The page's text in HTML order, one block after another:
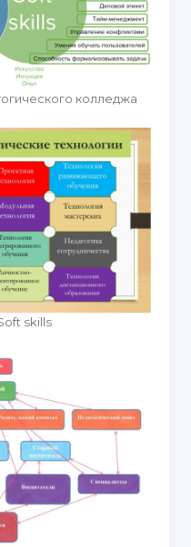
колледжа
skills